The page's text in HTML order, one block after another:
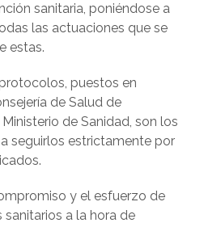
sanitaria, poniéndose a
las actuaciones que se
estas.
puestos en
de Salud de
de Sanidad, son los
seguirlos estrictamente por
y el esfuerzo de
a la hora de